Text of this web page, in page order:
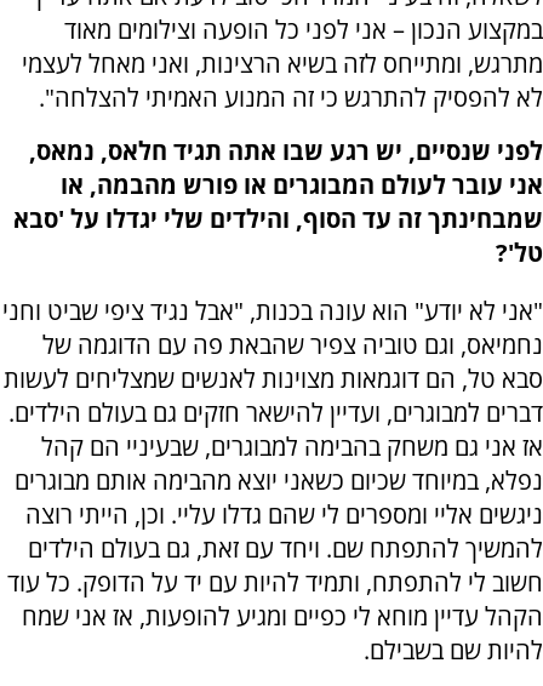
במקצוע הנכון – אני לפני כל הופעה וצילומים מאוד
מתרגש, ומתייחס לזה בשיא הרצינות, ואני מאחל לעצמי
לא להפסיק להתרגש כי זה המנוע האמיתי להצלחה".
לפני שנסיים, יש רגע שבו אתה תגיד חלאס, נמאס,
אני עובר לעולם המבוגרים או פורש מהבמה, או
שמבחינתך זה עד הסוף, והילדים שלי יגדלו על 'סבא
טל'?
"אני לא יודע" הוא עונה בכנות, "אבל נגיד ציפי שביט וחני
נחמיאס, וגם טוביה צפיר שהבאת פה עם הדוגמה של
סבא טל, הם דוגמאות מצוינות לאנשים שמצליחים לעשות
דברים למבוגרים, ועדיין להישאר חזקים גם בעולם הילדים.
אז אני גם משחק בהבימה למבוגרים, שבעיניי הם קהל
נפלא, במיוחד שכיום כשאני יוצא מהבימה אותם מבוגרים
ניגשים אליי ומספרים לי שהם גדלו עליי. וכן, הייתי רוצה
להמשיך להתפתח שם. ויחד עם זאת, גם בעולם הילדים
חשוב לי להתפתח, ותמיד להיות עם יד על הדופק. כל עוד
הקהל עדיין מוחא לי כפיים ומגיע להופעות, אז אני שמח
להיות שם בשבילם.